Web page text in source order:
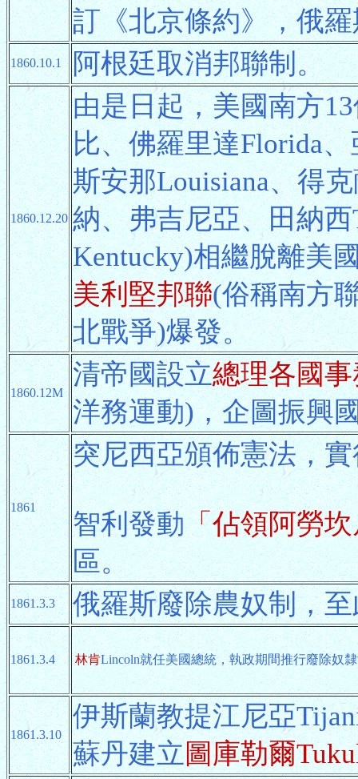
訂《北京條約》，俄
1860.10.1 阿根廷取消邦聯制。
1860.12.20
由是日起，美國南方
比、佛羅里達Florida
斯安那Louisiana、得
納、弗吉尼亞、田納西
Kentucky)相繼脫離美
美利堅邦聯(俗稱南方
北戰爭)爆發。
1860.12M
清帝國設立總理各國
洋務運動)，企圖振興
1861
突尼西亞頒佈憲法，
智利發動「佔領阿勞
區。
1861.3.3 俄羅斯廢除農奴制，
1861.3.4 林肯Lincoln就任美國總統，執政期間推行廢除奴
1861.3.10
伊斯蘭教提江尼亞
蘇丹建立圖庫勒爾